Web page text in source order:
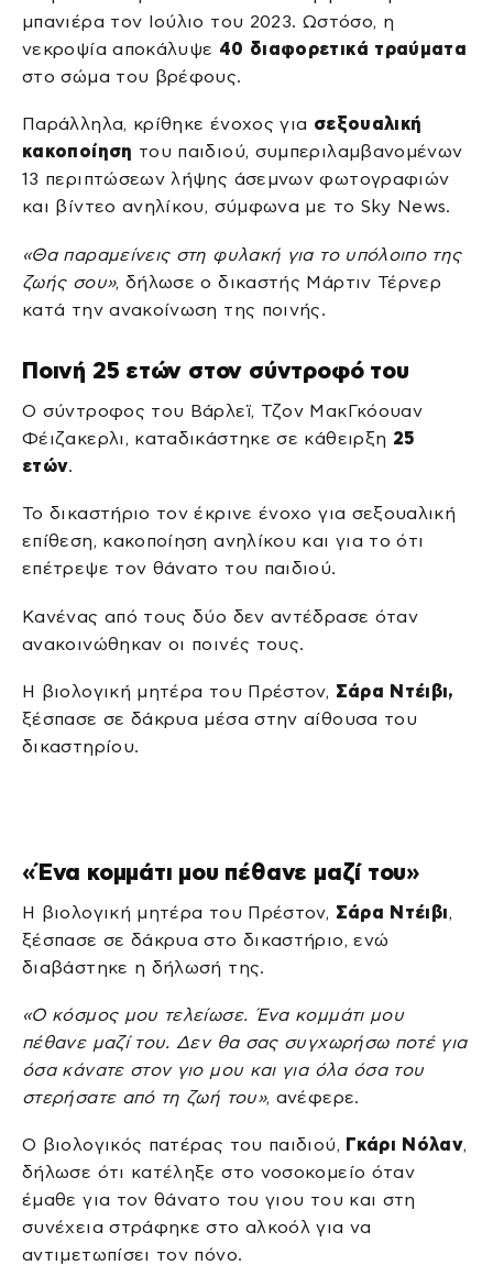
μπανιέρα τον Ιούλιο του 2023. Ωστόσο, η
νεκροψία αποκάλυψε 40 διαφορετικά τραύματα
στο σώμα του βρέφους.
Παράλληλα, κρίθηκε ένοχος για σεξουαλική
κακοποίηση του παιδιού, συμπεριλαμβανομένων
13 περιπτώσεων λήψης άσεμνων φωτογραφιών
και βίντεο ανηλίκου, σύμφωνα με το Sky News.
«Θα παραμείνεις στη φυλακή για το υπόλοιπο της
ζωής σου», δήλωσε ο δικαστής Μάρτιν Τέρνερ
κατά την ανακοίνωση της ποινής.
Ποινή 25 ετών στον σύντροφό του
Ο σύντροφος του Βάρλεϊ, Τζον ΜακΓκόουαν
Φέιζακερλι, καταδικάστηκε σε κάθειρξη 25
ετών.
Το δικαστήριο τον έκρινε ένοχο για σεξουαλική
επίθεση, κακοποίηση ανηλίκου και για το ότι
επέτρεψε τον θάνατο του παιδιού.
Κανένας από τους δύο δεν αντέδρασε όταν
ανακοινώθηκαν οι ποινές τους.
Η βιολογική μητέρα του Πρέστον, Σάρα Ντέιβι,
ξέσπασε σε δάκρυα μέσα στην αίθουσα του
δικαστηρίου.
«Ένα κομμάτι μου πέθανε μαζί του»
Η βιολογική μητέρα του Πρέστον, Σάρα Ντέιβι,
ξέσπασε σε δάκρυα στο δικαστήριο, ενώ
διαβάστηκε η δήλωσή της.
«Ο κόσμος μου τελείωσε. Ένα κομμάτι μου
πέθανε μαζί του. Δεν θα σας συγχωρήσω ποτέ για
όσα κάνατε στον γιο μου και για όλα όσα του
στερήσατε από τη ζωή του», ανέφερε.
Ο βιολογικός πατέρας του παιδιού, Γκάρι Νόλαν,
δήλωσε ότι κατέληξε στο νοσοκομείο όταν
έμαθε για τον θάνατο του γιου του και στη
συνέχεια στράφηκε στο αλκοόλ για να
αντιμετωπίσει τον πόνο.